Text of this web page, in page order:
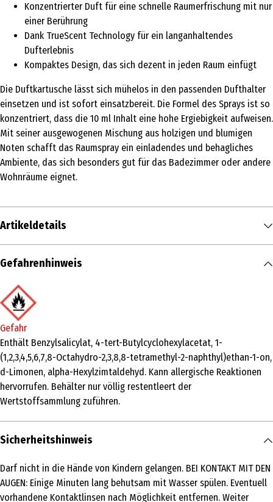
Konzentrierter Duft für eine schnelle Raumerfrischung mit nur
einer Berührung
Dank TrueScent Technology für ein langanhaltendes
Dufterlebnis
Kompaktes Design, das sich dezent in jeden Raum einfügt
Die Duftkartusche lässt sich mühelos in den passenden Dufthalter
einsetzen und ist sofort einsatzbereit. Die Formel des Sprays ist so
konzentriert, dass die 10 ml Inhalt eine hohe Ergiebigkeit aufweisen.
Mit seiner ausgewogenen Mischung aus holzigen und blumigen
Noten schafft das Raumspray ein einladendes und behagliches
Ambiente, das sich besonders gut für das Badezimmer oder andere
Wohnräume eignet.
Artikeldetails
Inhalt
Produkttyp
Lufterfrischer & Raumduft
Inhaltsstoffe
Enthält Benzylsalicylat, 4-tert-Butylcyclohexylacetat, 1-
(1,2,3,4,5,6,7,8-Octahydro-2,3,8,8-tetramethyl-2-naphthyl)ethan-1-
on, d-Limonen, Linalool, alpha-Hexylzimtaldehyd.
1. Duftkartusche in den Glade Touch&Fresh Dufthalter einlegen
und leicht hineindrücken bis sie mit einem "Klick" einrastet. 2.
Gefahrenhinweis
Gefahr
Enthält Benzylsalicylat, 4-tert-Butylcyclohexylacetat, 1-
(1,2,3,4,5,6,7,8-Octahydro-2,3,8,8-tetramethyl-2-naphthyl)ethan-1-on,
d-Limonen, alpha-Hexylzimtaldehyd. Kann allergische Reaktionen
hervorrufen. Behälter nur völlig restentleert der
Wertstoffsammlung zuführen.
Sicherheitshinweis
Darf nicht in die Hände von Kindern gelangen. BEI KONTAKT MIT DEN
AUGEN: Einige Minuten lang behutsam mit Wasser spülen. Eventuell
vorhandene Kontaktlinsen nach Möglichkeit entfernen. Weiter